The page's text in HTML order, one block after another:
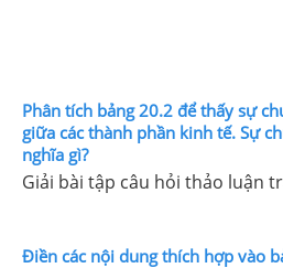
Phân tích bảng 20.2 để thấy sự
giữa các thành phần kinh tế. Sự
nghĩa gì?
Giải bài tập câu hỏi thảo luận
Điền các nội dung thích hợp vào